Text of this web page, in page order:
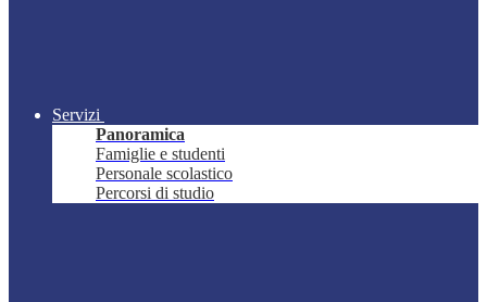
Servizi
Panoramica
Famiglie e studenti
Personale scolastico
Percorsi di studio